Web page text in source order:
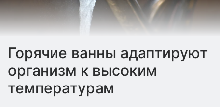
Горячие ванны адаптируют
организм к высоким
температурам